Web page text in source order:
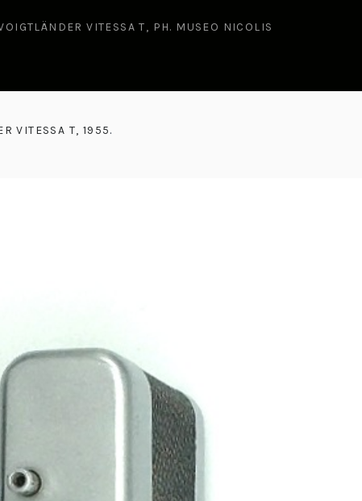
VITESSA T, PH. MUSEO NICOLIS
VITESSA T, 1955.